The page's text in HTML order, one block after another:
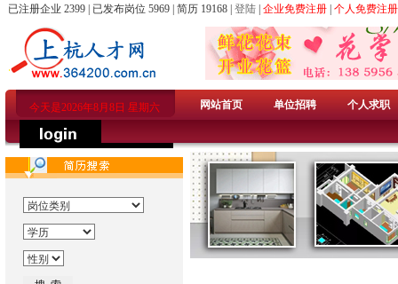
已注册企业 2399 | 已发布岗位 5969 | 简历 19168 | 登陆 企业免费注册 个人免费注册
今天是2026年8月8日 星期六 网站首页 单位招聘 个人求职